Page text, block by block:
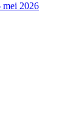
mei 2026